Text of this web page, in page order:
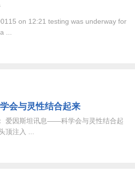
on 12:21 testing was underway for
...
会与灵性结合起来
爱因斯坦讯息——科学会与灵性结合起
顶注入 ...